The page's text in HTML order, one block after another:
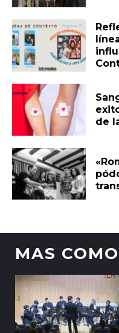
de
MAS